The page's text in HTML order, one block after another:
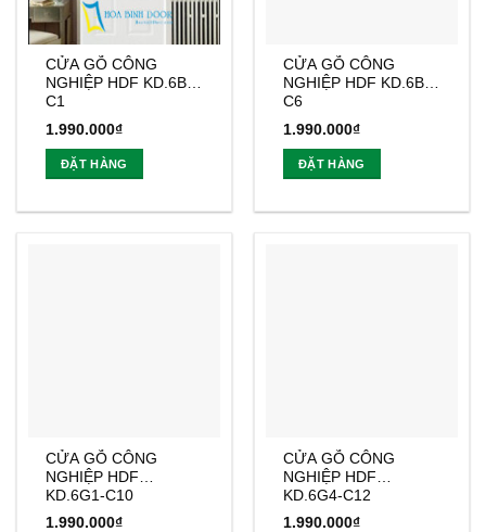
CỬA GỖ CÔNG
NGHIỆP HDF KD.6B-
C1
1.990.000₫
ĐẶT HÀNG
CỬA GỖ CÔNG
NGHIỆP HDF KD.6B-
C6
1.990.000₫
ĐẶT HÀNG
CỬA GỖ CÔNG
NGHIỆP HDF
KD.6G1-C10
1.990.000₫
CỬA GỖ CÔNG
NGHIỆP HDF
KD.6G4-C12
1.990.000₫